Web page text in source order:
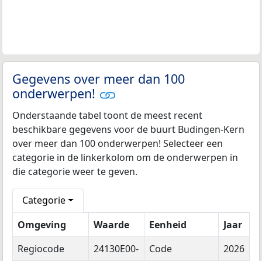
Gegevens over meer dan 100
onderwerpen!
Onderstaande tabel toont de meest recent
beschikbare gegevens voor de buurt Budingen-Kern
over meer dan 100 onderwerpen! Selecteer een
categorie in de linkerkolom om de onderwerpen in
die categorie weer te geven.
Categorie
Omgeving
Waarde Eenheid
Jaar
Regiocode
24130E00- Code
2026